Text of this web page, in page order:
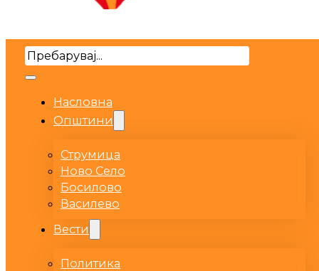
Search
Насловна
Општини
Струмица
Ново Село
Босилово
Василево
Вести
Политика